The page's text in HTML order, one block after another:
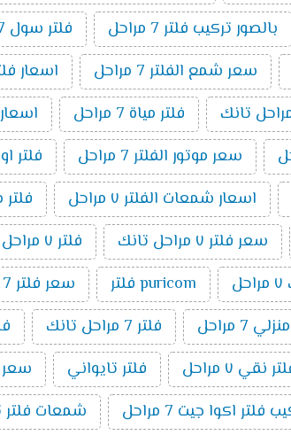
بالصور تركيب فلتر 7 مراحل
فلتر سول 7 مراحل
سعر شمع الفلتر 7 مراحل
اسعار فلتر
فلتر مياة 7 مراحل
اسعار
سعر موتور الفلتر 7 مراحل
فلتر اونو 7
اسعار شمعات الفلتر ٧ مراحل
فلتر
سعر فلتر ٧ مراحل تانك
فلتر ٧ مراحل امريكى
puricom فلتر
سعر فلتر 7 مراحل تايواني
7 مراحل فلتر 7 مراحل تانك
نقي ٧ مراحل فلتر تايواني
سعر فلتر
فلتر اكوا جيت 7 مراحل
شمعات فلتر تانك